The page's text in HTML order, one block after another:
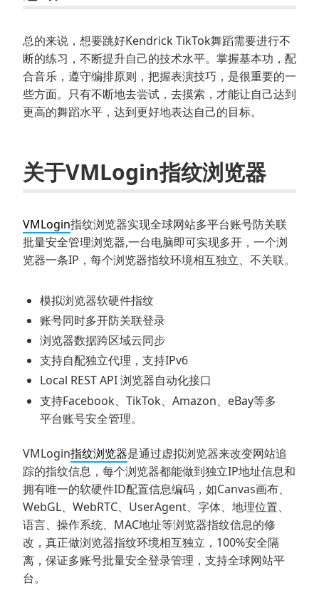
总的来说，想要跳好Kendrick TikTok舞蹈需要进行不
断的练习，不断提升自己的技术水平。掌握基本功，配
合音乐，遵守编排原则，把握表演技巧，是很重要的一
些方面。只有不断地去尝试，去摸索，才能让自己达到
更高的舞蹈水平，达到更好地表达自己的目标。
关于VMLogin指纹浏览器
VMLogin指纹浏览器实现全球网站多平台账号防关联
批量安全管理浏览器,一台电脑即可实现多开，一个浏
览器一条IP，每个浏览器指纹环境相互独立、不关联。
模拟浏览器软硬件指纹
账号同时多开防关联登录
浏览器数据跨区域云同步
支持自配独立代理，支持IPv6
Local REST API 浏览器自动化接口
支持Facebook、TikTok、Amazon、eBay等多
平台账号安全管理。
VMLogin指纹浏览器是通过虚拟浏览器来改变网站追
踪的指纹信息，每个浏览器都能做到独立IP地址信息和
拥有唯一的软硬件ID配置信息编码，如Canvas画布、
WebGL、WebRTC、UserAgent、字体、地理位置、
语言、操作系统、MAC地址等浏览器指纹信息的修
改，真正做浏览器指纹环境相互独立，100%安全隔
离，保证多账号批量安全登录管理，支持全球网站平
台。